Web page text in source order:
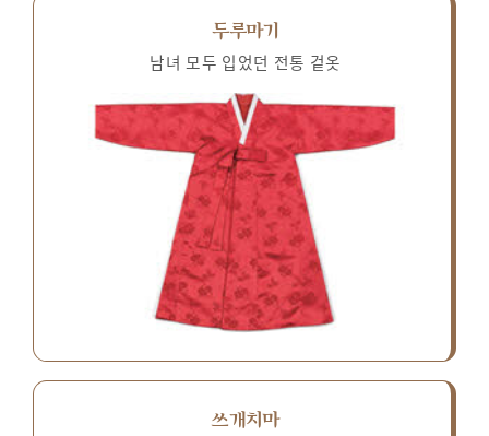
두루마기
남녀 모두 입었던 전통 겉옷
쓰개치마